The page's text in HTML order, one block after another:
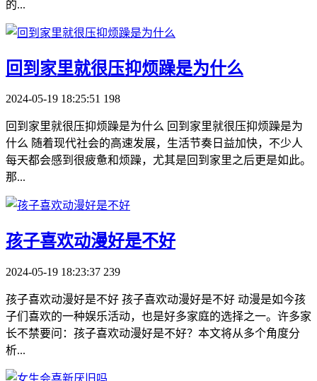
的...
​回到家里就很压抑烦躁是为什么
2024-05-19 18:25:51 198
回到家里就很压抑烦躁是为什么 回到家里就很压抑烦躁是为
什么 随着现代社会的高速发展，生活节奏日益加快，不少人
每天都会感到很疲惫和烦躁，尤其是回到家里之后更是如此。
那...
​孩子喜欢动漫好是不好
2024-05-19 18:23:37 239
孩子喜欢动漫好是不好 孩子喜欢动漫好是不好 动漫是如今孩
子们喜欢的一种娱乐活动，也是好多家庭的选择之一。许多家
长不禁要问：孩子喜欢动漫好是不好？本文将从多个角度分
析...